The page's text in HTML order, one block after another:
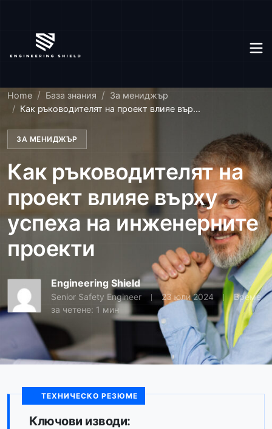
Home База знания
За мениджър
Как ръководителят на проект влияе вър...
ЗА МЕНИДЖЪР
Как ръководителят на
проект влияе върху
успеха на инженерните
проекти
Engineering Shield
Senior Safety Engineer 23 юли 2024
Време
за четене: 1 мин
ТЕХНИЧЕСКО РЕЗЮМЕ
Ключови изводи: